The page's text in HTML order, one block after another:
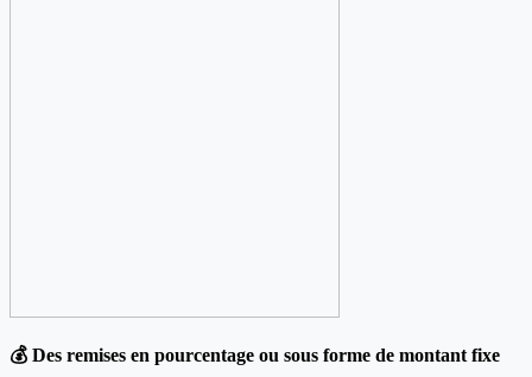
💰 Des remises en pourcentage ou sous forme de montant fixe